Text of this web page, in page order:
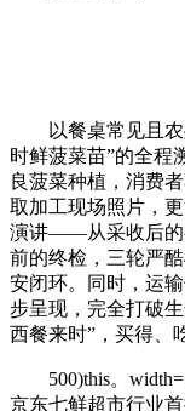
以餐桌常见且农
时鲜菠菜苗”的全程
良菠菜种植，消费
取加工现场照片，
演讲——从采收后的
前的终检，三轮严
安闭环。同时，运
步呈现，完全打破
西餐来时”，买得、
500)this。
京东七鲜超市行业首